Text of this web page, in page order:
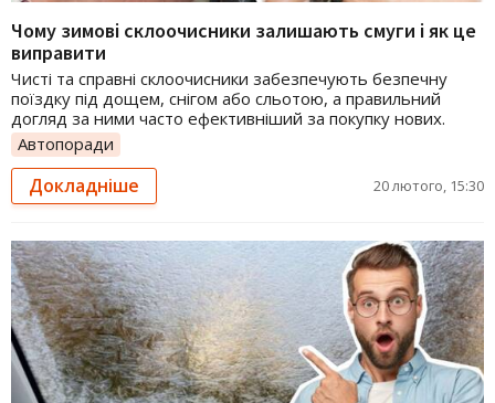
Чому зимові склоочисники залишають смуги і як це
виправити
Чисті та справні склоочисники забезпечують безпечну
поїздку під дощем, снігом або сльотою, а правильний
догляд за ними часто ефективніший за покупку нових.
Автопоради
Докладніше 20 лютого, 15:30